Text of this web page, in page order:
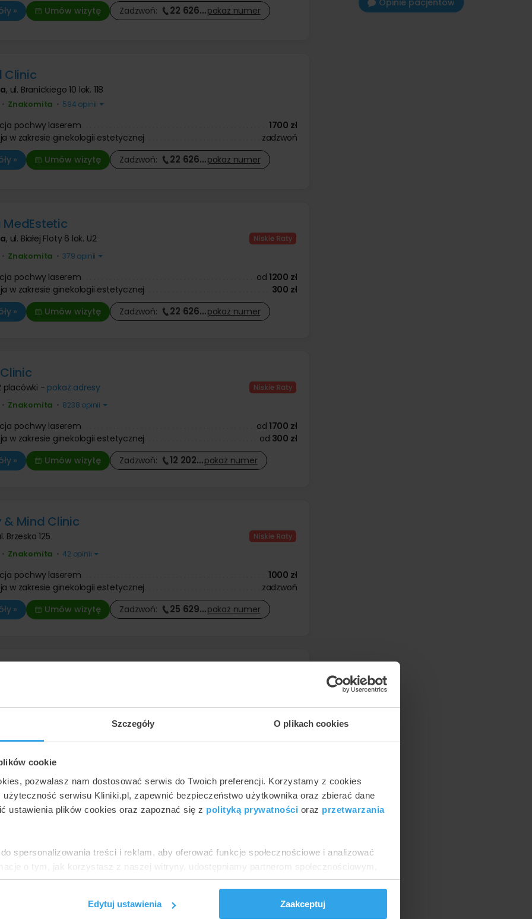
Szczegóły O plikach cookies
cookie
pozwalasz nam dostosować serwis do Twoich preferencji. Korzystamy z cookies
użyteczność serwisu Kliniki.pl, zapewnić bezpieczeństwo użytkownika oraz zbierać dane
ustawienia plików cookies oraz zapoznać się z polityką prywatności oraz przetwarzania
spersonalizowania treści i reklam, aby oferować funkcje społecznościowe i analizować
o tym, jak korzystasz z naszej witryny, udostępniamy partnerom społecznościowym,
mogą połączyć te informacje z innymi danymi otrzymanymi od Ciebie lub
Edytuj ustawienia
Zaakceptuj
»
Umów wizytę Zadzwoń: 22 626…pokaż numer
Clinic
, ul. Branickiego 10 lok. 118
• Znakomita • 594 opinii
pochwy laserem
1700 zł
w zakresie ginekologii estetycznej
zadzwoń
»
Umów wizytę Zadzwoń: 22 626…pokaż numer
, ul. Białej Floty 6 lok. U2
• Znakomita • 379 opinii
pochwy laserem od 1200 zł
w zakresie ginekologii estetycznej
300 zł
»
Umów wizytę Zadzwoń: 22 626…pokaż numer
placówki - pokaż adresy
• Znakomita • 8238 opinii
pochwy laserem od 1700 zł
w zakresie ginekologii estetycznej
od 300 zł
»
Umów wizytę Zadzwoń: 12 202…pokaż numer
& Mind Clinic
Brzeska 125
• Znakomita • 42 opinii
pochwy laserem
1000 zł
w zakresie ginekologii estetycznej
zadzwoń
»
Umów wizytę Zadzwoń: 25 629…pokaż numer
pochwy laserem
1500 zł
Art&Este
Znakomita•2412 opinii
lek. Dawid Lisiecki
Opinie pacjentów